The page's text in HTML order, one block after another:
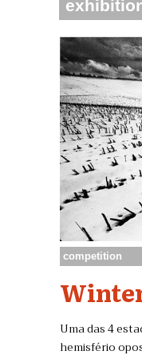
competition
Uma das 4
hemisfério